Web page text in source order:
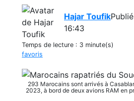
Hajar Toufik
16:43
Temps de lecture : 3 minute(s)
favoris
293 Marocains sont arrivés à
2023, à bord de deux avions RAM en